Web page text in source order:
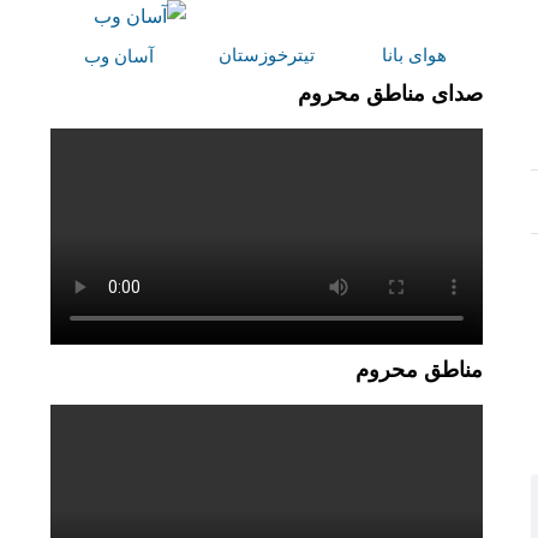
هوای بانا تیترخوزستان آسان وب
صدای مناطق محروم
مناطق محروم